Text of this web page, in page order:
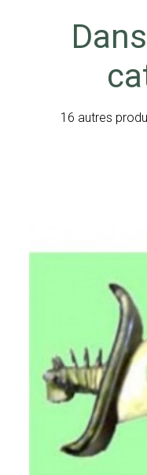
16 autres